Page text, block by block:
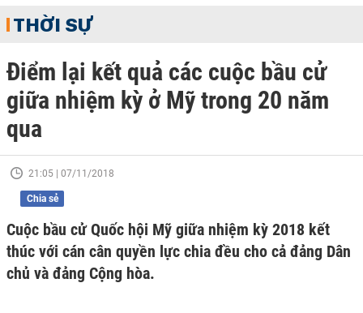
THỜI SỰ
Điểm lại kết quả các cuộc bầu cử
giữa nhiệm kỳ ở Mỹ trong 20 năm
qua
21:05 | 07/11/2018
Chia sẻ
Cuộc bầu cử Quốc hội Mỹ giữa nhiệm kỳ 2018 kết
thúc với cán cân quyền lực chia đều cho cả đảng Dân
chủ và đảng Cộng hòa.